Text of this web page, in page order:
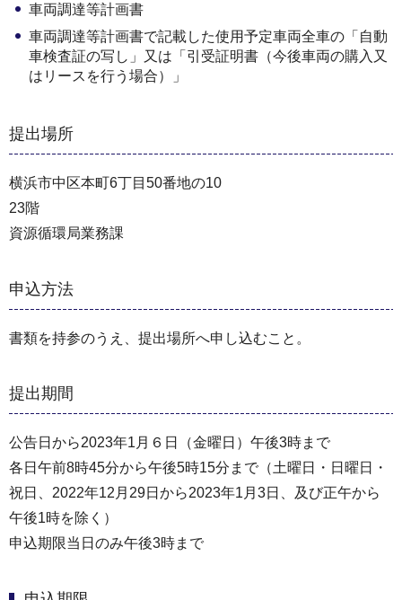
車両調達等計画書
車両調達等計画書で記載した使用予定車両全車の「自動
車検査証の写し」又は「引受証明書（今後車両の購入又
はリースを行う場合）」
提出場所
横浜市中区本町6丁目50番地の10
23階
資源循環局業務課
申込方法
書類を持参のうえ、提出場所へ申し込むこと。
提出期間
公告日から2023年1月６日（金曜日）午後3時まで
各日午前8時45分から午後5時15分まで（⼟曜日・⽇曜日・
祝⽇、2022年12⽉29⽇から2023年1⽉3⽇、及び正午から
午後1時を除く）
申込期限当日のみ午後3時まで